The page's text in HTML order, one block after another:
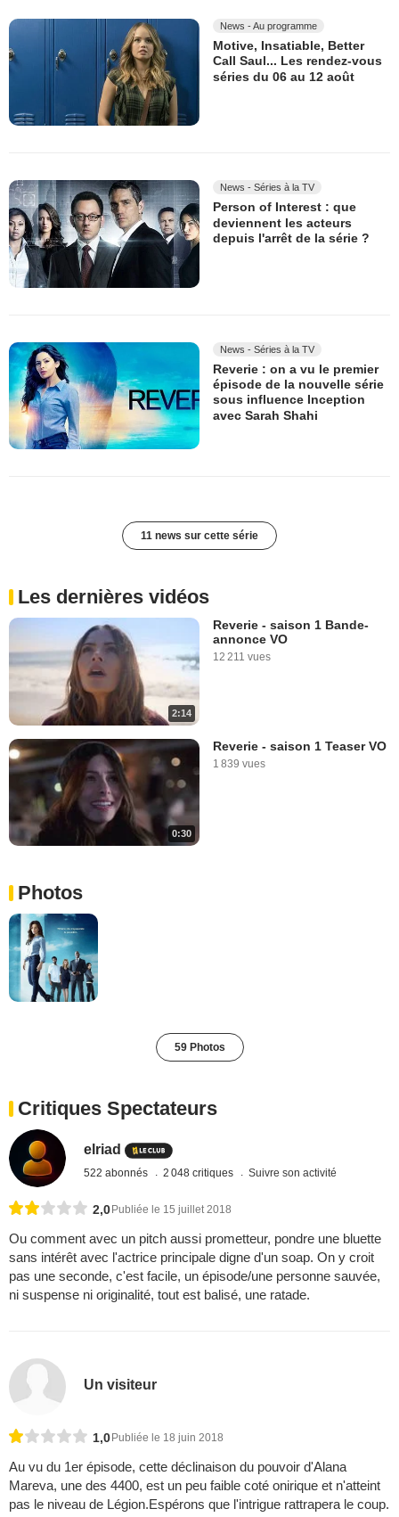
News - Au programme
Motive, Insatiable, Better
Call Saul... Les rendez-vous
séries du 06 au 12 août
News - Séries à la TV
Person of Interest : que
deviennent les acteurs
depuis l'arrêt de la série ?
News - Séries à la TV
Reverie : on a vu le premier
épisode de la nouvelle série
sous influence Inception
avec Sarah Shahi
11 news sur cette série
Les dernières vidéos
2:14
Reverie - saison 1 Bande-
annonce VO
12 211 vues
0:30
Reverie - saison 1 Teaser VO
1 839 vues
Photos
59 Photos
Critiques Spectateurs
elriad
522 abonnés 2 048 critiques Suivre son activité
2,0Publiée le 15 juillet 2018
Ou comment avec un pitch aussi prometteur, pondre une bluette
sans intérêt avec l'actrice principale digne d'un soap. On y croit
pas une seconde, c'est facile, un épisode/une personne sauvée,
ni suspense ni originalité, tout est balisé, une ratade.
Un visiteur
1,0 Publiée le 18 juin 2018
Au vu du 1er épisode, cette déclinaison du pouvoir d'Alana
Mareva, une des 4400, est un peu faible coté onirique et n'atteint
pas le niveau de Légion.Espérons que l'intrigue rattrapera le coup.